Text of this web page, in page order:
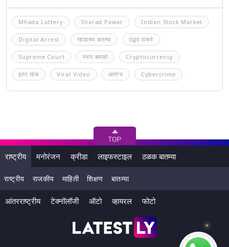
Mhada Lottery Sharad Pawar Indian Stock Market
Digital Arrest म्हाडाच्या बातम्या उद्धव ठाकरे
Supreme Court नवरा बायको Cryptocurrency
इतर खेळ Viral Video आरोग्य Cybercrime
राष्ट्रीय मनोरंजन क्रीडा लाइफस्टाइल ठळक बातम्या
राष्ट्रीय राजकीय माहिती शिक्षण बातम्या
आंतरराष्ट्रीय टेक्नॉलॉजी ऑटो व्हायरल फोटो